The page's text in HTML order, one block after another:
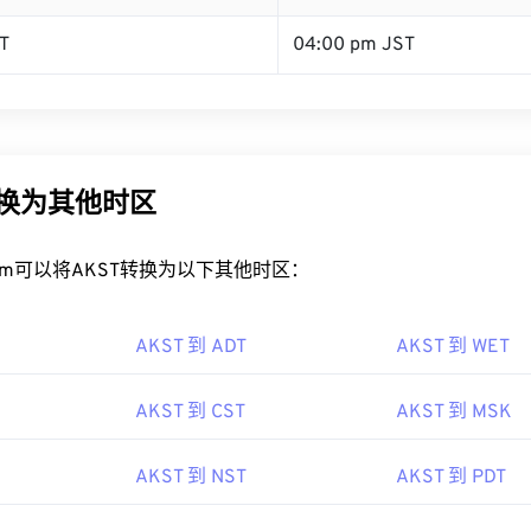
04:00 pm JST
为其他时区
可以将AKST转换为以下其他时区：
AKST 到 ADT AKST 到 WET
AKST 到 CST AKST 到 MSK
AKST 到 NST AKST 到 PDT